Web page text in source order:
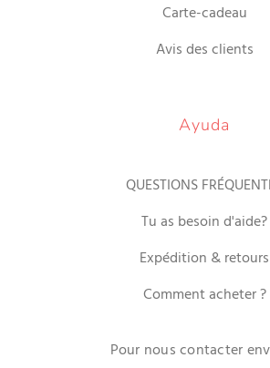
Carte-cadeau
Avis des clients
Ayuda
QUESTIONS
Tu as besoin d'aide?
Expédition & retours
Comment acheter ?
Pour nous contacter